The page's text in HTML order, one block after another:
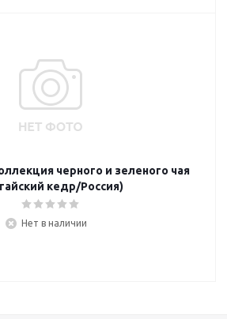
черного и зеленого чая
кедр/Россия)
Нет в наличии